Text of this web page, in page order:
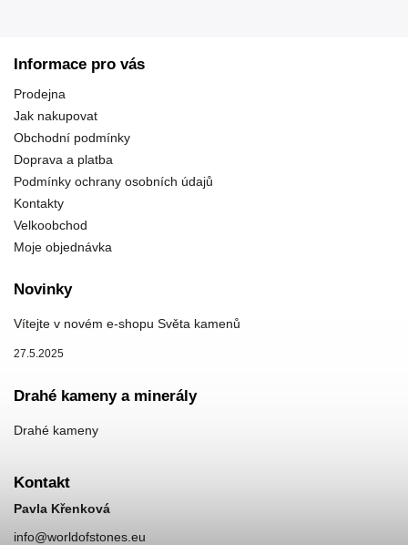
Informace pro vás
Prodejna
Jak nakupovat
Obchodní podmínky
Doprava a platba
Podmínky ochrany osobních údajů
Kontakty
Velkoobchod
Moje objednávka
Novinky
Vítejte v novém e-shopu Světa kamenů
27.5.2025
Drahé kameny a minerály
Drahé kameny
Kontakt
Pavla Křenková
info@worldofstones.eu